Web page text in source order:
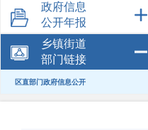
政府信息
公开年报
乡镇街道
部门链接
区直部门政府信息公开